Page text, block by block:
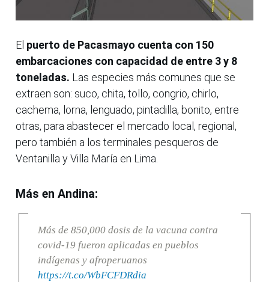
El puerto de Pacasmayo cuenta con 150
embarcaciones con capacidad de entre 3 y 8
toneladas. Las especies más comunes que se
extraen son: suco, chita, tollo, congrio, chirlo,
cachema, lorna, lenguado, pintadilla, bonito, entre
otras, para abastecer el mercado local, regional,
pero también a los terminales pesqueros de
Ventanilla y Villa María en Lima.
Más en Andina:
Más de 850,000 dosis de la vacuna contra
covid-19 fueron aplicadas en pueblos
indígenas y afroperuanos
https://t.co/WbFCFDRdia